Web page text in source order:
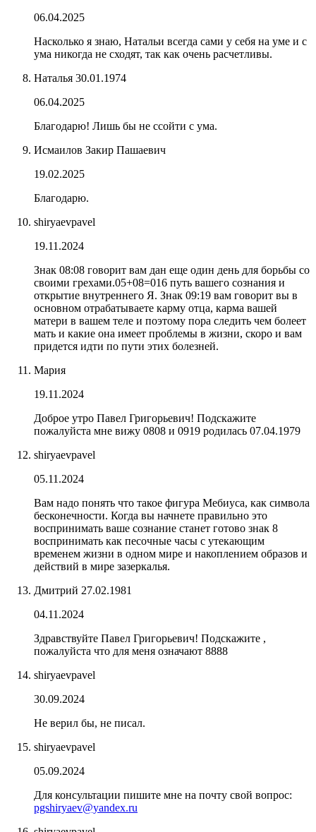
06.04.2025
Насколько я знаю, Натальи всегда сами у себя на уме и с
ума никогда не сходят, так как очень расчетливы.
Наталья 30.01.1974
06.04.2025
Благодарю! Лишь бы не ссойти с ума.
Исмаилов Закир Пашаевич
19.02.2025
Благодарю.
shiryaevpavel
19.11.2024
Знак 08:08 говорит вам дан еще один день для борьбы со
своими грехами.05+08=016 путь вашего сознания и
открытие внутреннего Я. Знак 09:19 вам говорит вы в
основном отрабатываете карму отца, карма вашей
матери в вашем теле и поэтому пора следить чем болеет
мать и какие она имеет проблемы в жизни, скоро и вам
придется идти по пути этих болезней.
Мария
19.11.2024
Доброе утро Павел Григорьевич! Подскажите
пожалуйста мне вижу 0808 и 0919 родилась 07.04.1979
shiryaevpavel
05.11.2024
Вам надо понять что такое фигура Мебиуса, как символа
бесконечности. Когда вы начнете правильно это
воспринимать ваше сознание станет готово знак 8
воспринимать как песочные часы с утекающим
временем жизни в одном мире и накоплением образов и
действий в мире зазеркалья.
Дмитрий 27.02.1981
04.11.2024
Здравствуйте Павел Григорьевич! Подскажите ,
пожалуйста что для меня означают 8888
shiryaevpavel
30.09.2024
Не верил бы, не писал.
shiryaevpavel
05.09.2024
Для консультации пишите мне на почту свой вопрос:
pgshiryaev@yandex.ru